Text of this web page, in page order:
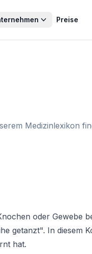
Preise
Medizinlexikon
oder Gewebe
getanzt". In diesem
hat.